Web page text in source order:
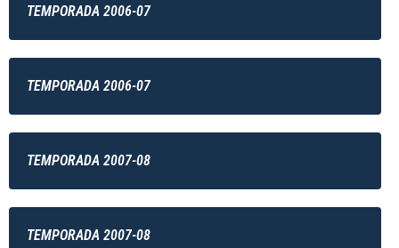
TEMPORADA 2006-07
TEMPORADA 2006-07
TEMPORADA 2007-08
TEMPORADA 2007-08